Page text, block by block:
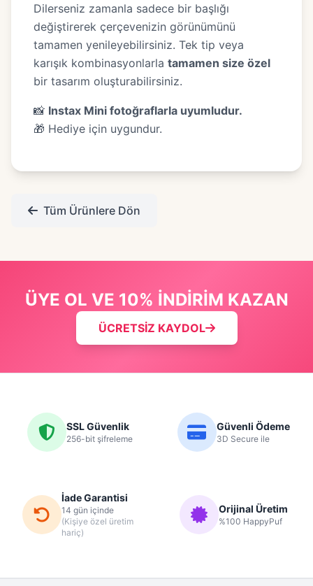
Dilerseniz zamanla sadece bir başlığı
değiştirerek çerçevenizin görünümünü
tamamen yenileyebilirsiniz. Tek tip veya
karışık kombinasyonlarla tamamen size özel
bir tasarım oluşturabilirsiniz.
📸 Instax Mini fotoğraflarla uyumludur.
🎁 Hediye için uygundur.
Tüm Ürünlere Dön
ÜYE OL VE 10% İNDİRİM KAZAN
ÜCRETSİZ KAYDOL
SSL Güvenlik
256-bit şifreleme
Güvenli Ödeme
3D Secure ile
İade Garantisi
14 gün içinde
(Kişiye özel üretim
hariç)
Orijinal Üretim
%100 HappyPuf